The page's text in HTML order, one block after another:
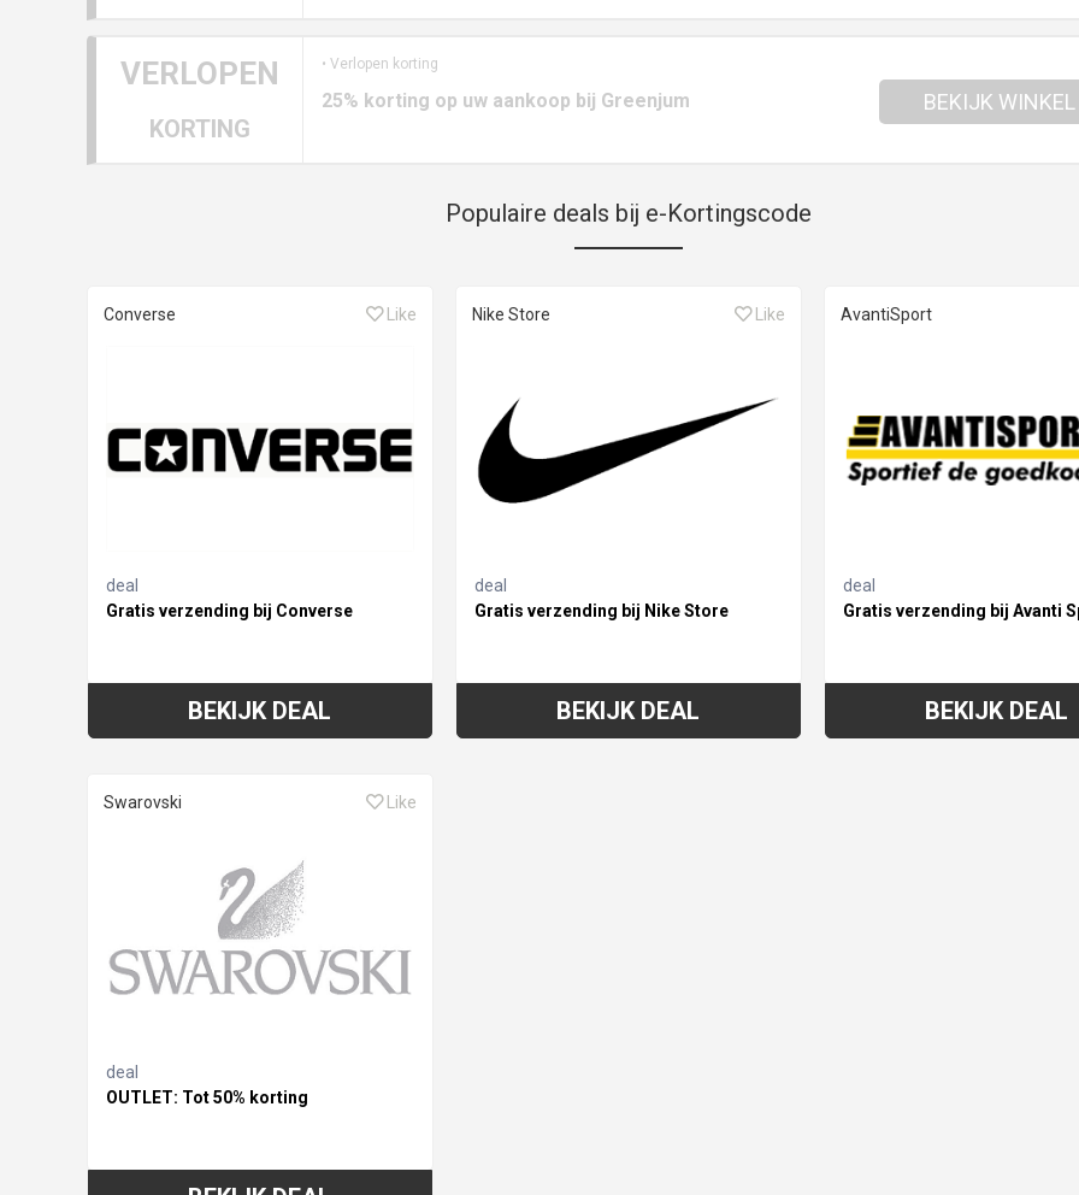
VERLOPEN
KORTING
• Verlopen korting
25% korting op uw aankoop bij Greenjum BEKIJK WINKEL
Populaire deals bij e-Kortingscode
Converse Like
deal
Gratis verzending bij Converse
BEKIJK DEAL
Nike Store Like
deal
Gratis verzending bij Nike Store
BEKIJK DEAL
AvantiSport
deal
Gratis verzending bij Avanti
BEKIJK DEAL
Swarovski Like
deal
OUTLET: Tot 50% korting